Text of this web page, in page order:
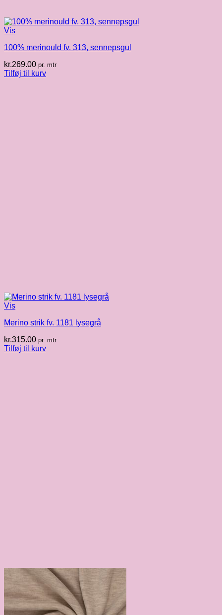
Vis
100% merinould fv. 313, sennepsgul
kr.269.00 pr. mtr
Tilføj til kurv
Vis
Merino strik fv. 1181 lysegrå
kr.315.00 pr. mtr
Tilføj til kurv